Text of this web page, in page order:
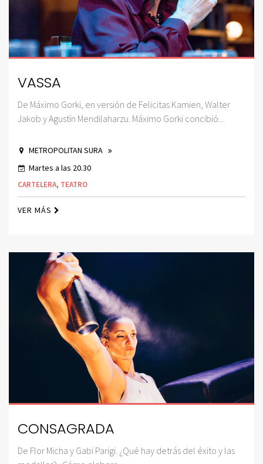
VASSA
De Máximo Gorki, en versión de Felicitas Kamien, Walter
Jakob y Agustín Mendilaharzu. Máximo Gorki concibió...
METROPOLITAN SURA
Martes a las 20.30
CARTELERA, TEATRO
VER MÁS
CONSAGRADA
De Flor Micha y Gabi Parigi. ¿Qué hay detrás del éxito y las